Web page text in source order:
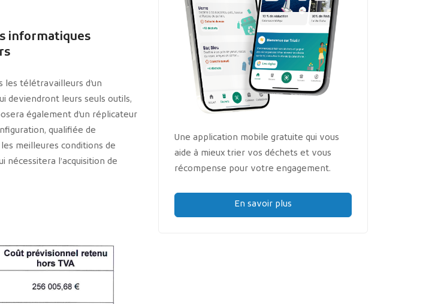
informatiques
les télétravailleurs d’un
deviendront leurs seuls outils,
également d’un réplicateur
qualifiée de
meilleures conditions de
nécessitera l’acquisition de
Une application mobile gratuite qui vous
aide à mieux trier vos déchets et vous
récompense pour votre engagement.
En savoir plus